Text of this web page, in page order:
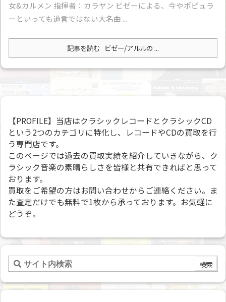
女&カルメン 指揮者：カラヤン ビゼーによる、今やポピュラ
ーといっても過言ではない大名曲 ...
記事を読む ビゼー/アルルの ...
【PROFILE】当店はクラシックレコードとクラシックCD
という2つのカテゴリに特化し、レコードやCDの買取を行
う専門店です。
このページでは過去の買取実績を紹介していきながら、ク
ラシック音楽の素晴らしさを皆様と共有できればと思って
おります。
買取をご希望の方はお問い合わせからご連絡ください。ま
た査定だけでも無料で1枚から承っております。お気軽に
どうぞ。